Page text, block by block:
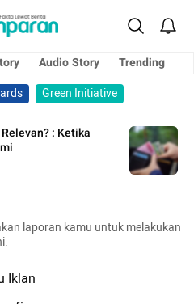
Audio Story
Trending
Green Initiative
: Ketika
laporan kamu untuk melakukan
Iklan